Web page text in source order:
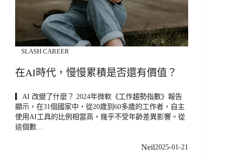
SLASH CAREER
在AI時代，慢慢累積是否還有價值？
▎AI 改變了什麼？ 2024年微軟《工作趨勢指數》報告
顯示，在31個國家中，從20歲到60多歲的工作者，自主
使用AI工具的比例相當高，幾乎不受年齡差異影響。從
這個數…
Neil2025-01-21